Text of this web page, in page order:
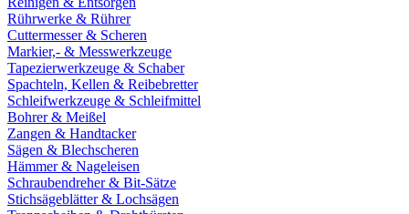
Rührwerke & Rührer
Cuttermesser & Scheren
Markier,- & Messwerkzeuge
Tapezierwerkzeuge & Schaber
Spachteln, Kellen & Reibebretter
Schleifwerkzeuge & Schleifmittel
Bohrer & Meißel
Zangen & Handtacker
Sägen & Blechscheren
Hämmer & Nageleisen
Schraubendreher & Bit-Sätze
Stichsägeblätter & Lochsägen